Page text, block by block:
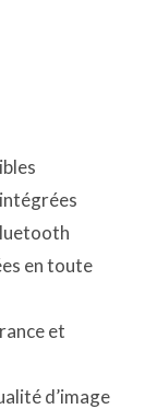
en toute
et
d’image